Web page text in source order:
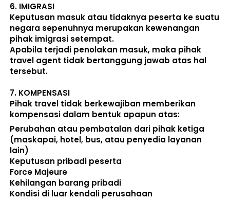
6. IMIGRASI
Keputusan masuk atau tidaknya peserta ke suatu
negara sepenuhnya merupakan kewenangan
pihak imigrasi setempat.
Apabila terjadi penolakan masuk, maka pihak
travel agent tidak bertanggung jawab atas hal
tersebut.
7. KOMPENSASI
Pihak travel tidak berkewajiban memberikan
kompensasi dalam bentuk apapun atas:
Perubahan atau pembatalan dari pihak ketiga
(maskapai, hotel, bus, atau penyedia layanan
lain)
Keputusan pribadi peserta
Force Majeure
Kehilangan barang pribadi
Kondisi di luar kendali perusahaan